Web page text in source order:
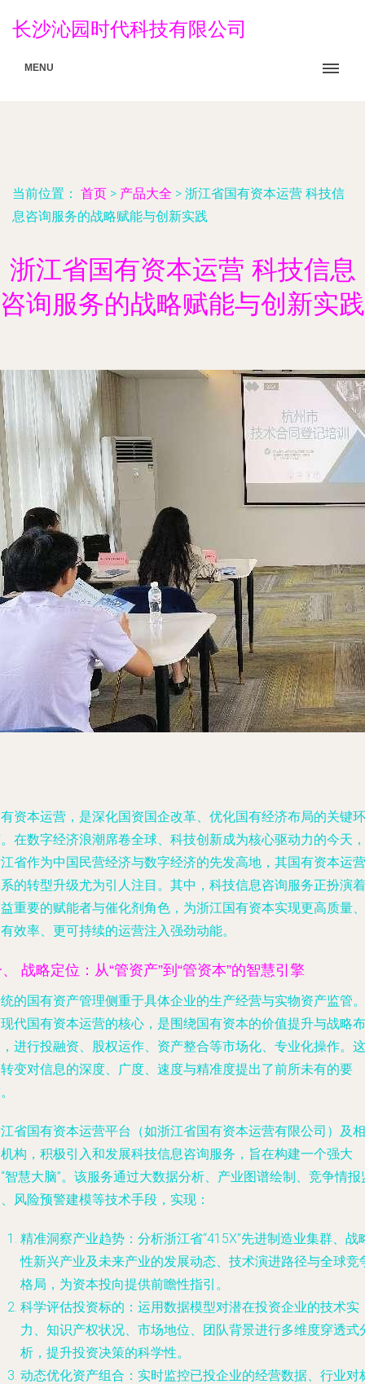
长沙沁园时代科技有限公司
MENU
当前位置： 首页 > 产品大全 > 浙江省国有资本运营 科技信
息咨询服务的战略赋能与创新实践
浙江省国有资本运营 科技信息
咨询服务的战略赋能与创新实践
资本运营，是深化国资国企改革、优化国有经济布局的关键环
在数字经济浪潮席卷全球、科技创新成为核心驱动力的今天，
省作为中国民营经济与数字经济的先发高地，其国有资本运营
的转型升级尤为引人注目。其中， 科技信息咨询服务正扮演着
重要的赋能者与催化剂角色，为浙江国有资本实现更高质量、
效率、更可持续的运营注入强劲动能。
战略定位：从“管资产”到“管资本”的智慧引擎
的国有资产管理侧重于具体企业的生产经营与实物资产监管。
代国有资本运营的核心，是围绕国有资本的价值提升与战略布
进行投融资、股权运作、资产整合等市场化、专业化操作。这
变对信息的深度、广度、速度与精准度提出了前所未有的要
省国有资本运营平台（如浙江省国有资本运营有限公司）及相
构，积极引入和发展科技信息咨询服务 ，旨在构建一个强大
智慧大脑”。该服务通过大数据分析、产业图谱绘制、竞争情报
风险预警建模等技术手段，实现：
精准洞察产业趋势 ：分析浙江省“415X”先进制造业集群、战
性新兴产业及未来产业的发展动态、技术演进路径与全球竞
格局，为资本投向提供前瞻性指引。
科学评估投资标的 ：运用数据模型对潜在投资企业的技术实
力、知识产权状况、市场地位、团队背景进行多维度穿透式
析，提升投资决策的科学性。
动态优化资产组合 ：实时监控已投企业的经营数据、行业对